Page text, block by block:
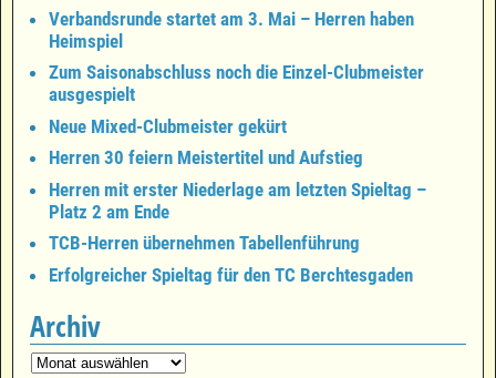
Verbandsrunde startet am 3. Mai – Herren haben
Heimspiel
Zum Saisonabschluss noch die Einzel-Clubmeister
ausgespielt
Neue Mixed-Clubmeister gekürt
Herren 30 feiern Meistertitel und Aufstieg
Herren mit erster Niederlage am letzten Spieltag –
Platz 2 am Ende
TCB-Herren übernehmen Tabellenführung
Erfolgreicher Spieltag für den TC Berchtesgaden
Archiv